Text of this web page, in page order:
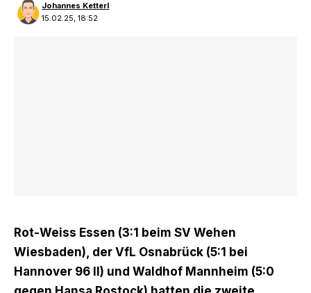
15.02.25, 18:52
Johannes Ketterl
Rot-Weiss Essen (3:1 beim SV Wehen
Wiesbaden), der VfL Osnabrück (5:1 bei
Hannover 96 II) und Waldhof Mannheim (5:0